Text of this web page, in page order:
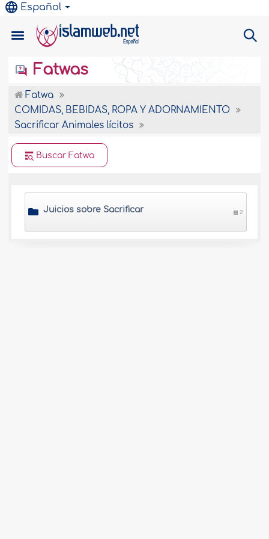
Español
Fatwas
Fatwa
COMIDAS, BEBIDAS, ROPA Y ADORNAMIENTO
Sacrificar Animales lícitos
Buscar Fatwa
Juicios sobre Sacrificar 2